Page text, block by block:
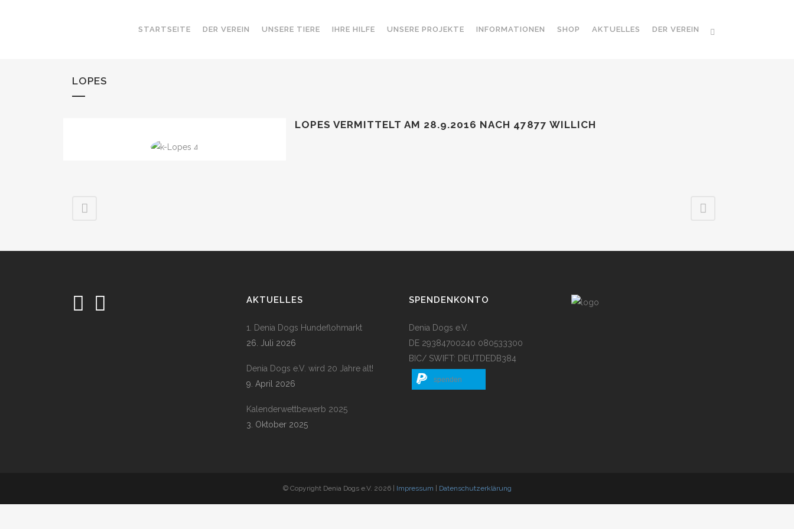
STARTSEITE DER VEREIN UNSERE TIERE IHRE HILFE UNSERE PROJEKTE INFORMATIONEN SHOP AKTUELLES DER VEREIN
LOPES
LOPES VERMITTELT AM 28.9.2016 NACH 47877 WILLICH
AKTUELLES
1. Denia Dogs Hundeflohmarkt
26. Juli 2026
Denia Dogs e.V. wird 20 Jahre alt!
9. April 2026
Kalenderwettbewerb 2025
3. Oktober 2025
SPENDENKONTO
Denia Dogs e.V.
DE 29384700240 080533300
BIC/ SWIFT: DEUTDEDB384
spenden
© Copyright Denia Dogs e.V. 2026 | Impressum Datenschutzerklärung